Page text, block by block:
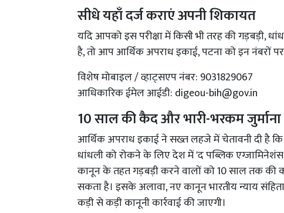
सीधे यहाँ दर्ज कराएं अपनी शिकायत
यदि आपको इस परीक्षा में किसी भी तरह की गड़बड़ी,
है, तो आप आर्थिक अपराध इकाई, पटना को इन नंबरों
विशेष मोबाइल / व्हाट्सएप नंबर: 9031829067
आधिकारिक ईमेल आईडी: digeou-bih@gov.in
10 साल की कैद और भारी-भरकम जुर्माना
आर्थिक अपराध इकाई ने सख्त लहजे में चेतावनी दी है
धांधली को रोकने के लिए देश में 'द पब्लिक
कानून के तहत गड़बड़ी करने वालों को 10 साल तक की
सकता है। इसके अलावा, नए कानून भारतीय न्याय
कड़ी से कड़ी कानूनी कार्रवाई की जाएगी।